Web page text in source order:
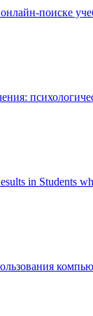
поиске
in Students